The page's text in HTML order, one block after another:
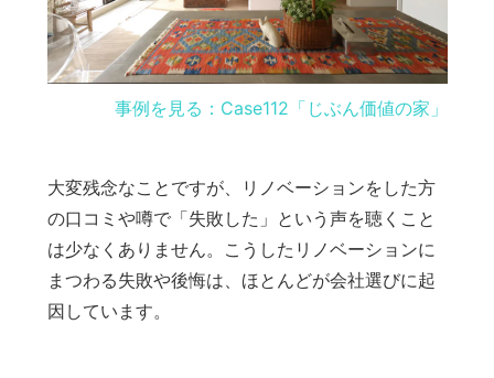
事例を見る：Case112「じぶん価値の家」
大変残念なことですが、リノベーションをした方
の口コミや噂で「失敗した」という声を聴くこと
は少なくありません。こうしたリノベーションに
まつわる失敗や後悔は、ほとんどが会社選びに起
因しています。